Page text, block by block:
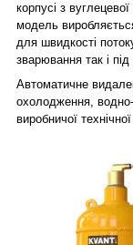
корпусі з
модель
для швидкості
зварювання так і
Автоматичне
охолодження, водно-
виробничої